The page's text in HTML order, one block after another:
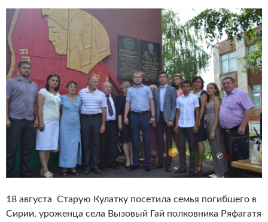
18 августа Старую Кулатку посетила семья погибшего в
Сирии, уроженца села Вызовый Гай полковника Ряфагатя